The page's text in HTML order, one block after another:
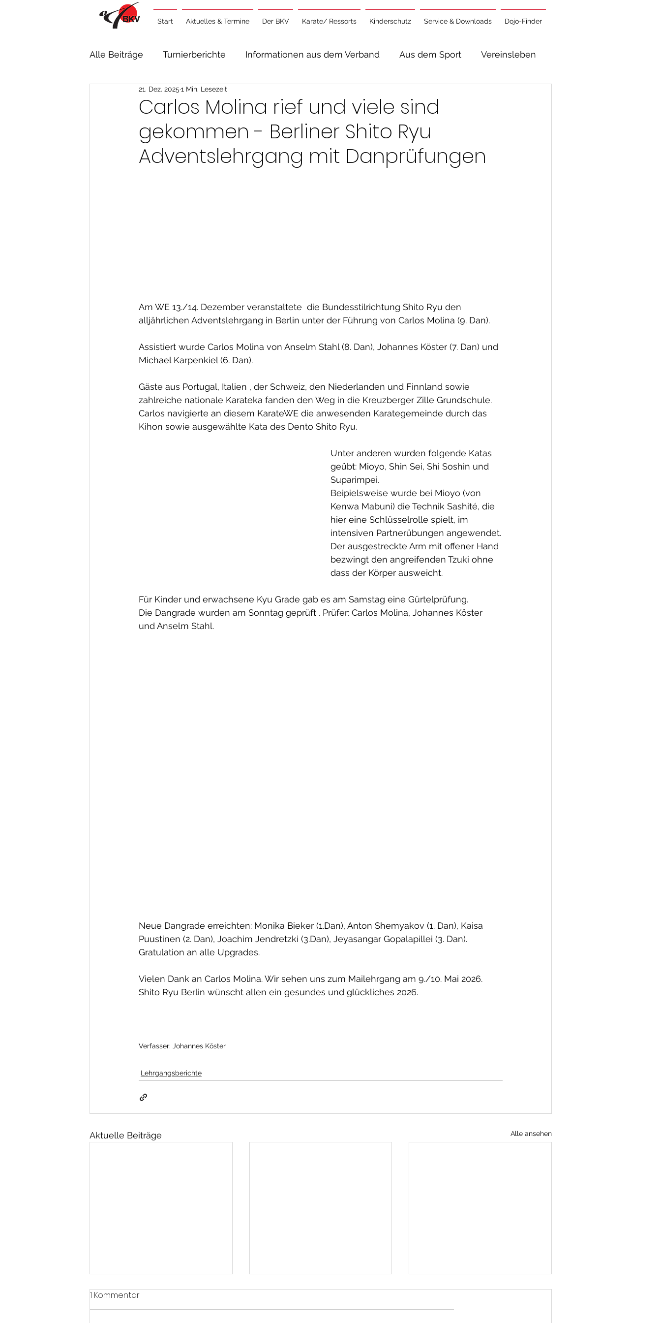
Start Aktuelles & Termine Der BKV Karate/ Ressorts Kinderschutz Service & Downloads Dojo-Finder
Alle Beiträge Turnierberichte Informationen aus dem Verband Aus dem Sport Vereinsleben
Lehrgangsberichte Allgemeine Informationen
Carlos Molina rief und viele sind
gekommen - Berliner Shito Ryu
Adventslehrgang mit Danprüfungen
21. Dez. 2025 1 Min. Lesezeit
Am WE 13./14. Dezember veranstaltete  die Bundesstilrichtung Shito Ryu den
alljährlichen Adventslehrgang in Berlin unter der Führung von Carlos Molina (9. Dan).
Assistiert wurde Carlos Molina von Anselm Stahl (8. Dan), Johannes Köster (7. Dan) und
Michael Karpenkiel (6. Dan).
Gäste aus Portugal, Italien , der Schweiz, den Niederlanden und Finnland sowie
zahlreiche nationale Karateka fanden den Weg in die Kreuzberger Zille Grundschule.
Carlos navigierte an diesem KarateWE die anwesenden Karategemeinde durch das
Kihon sowie ausgewählte Kata des Dento Shito Ryu.
Unter anderen wurden folgende Katas
geübt: Mioyo, Shin Sei, Shi Soshin und
Suparimpei.
Beipielsweise wurde bei Mioyo (von
Kenwa Mabuni) die Technik Sashité, die
hier eine Schlüsselrolle spielt, im
intensiven Partnerübungen angewendet.
Der ausgestreckte Arm mit offener Hand
bezwingt den angreifenden Tzuki ohne
dass der Körper ausweicht.
Für Kinder und erwachsene Kyu Grade gab es am Samstag eine Gürtelprüfung.
Die Dangrade wurden am Sonntag geprüft . Prüfer: Carlos Molina, Johannes Köster
und Anselm Stahl.
Neue Dangrade erreichten: Monika Bieker (1.Dan), Anton Shemyakov (1. Dan), Kaisa
Puustinen (2. Dan), Joachim Jendretzki (3.Dan), Jeyasangar Gopalapillei (3. Dan).
Gratulation an alle Upgrades.
Vielen Dank an Carlos Molina. Wir sehen uns zum Mailehrgang am 9./10. Mai 2026.
Shito Ryu Berlin wünscht allen ein gesundes und glückliches 2026.
Verfasser: Johannes Köster
Lehrgangsberichte
Aktuelle Beiträge Alle ansehen
1 Kommentar